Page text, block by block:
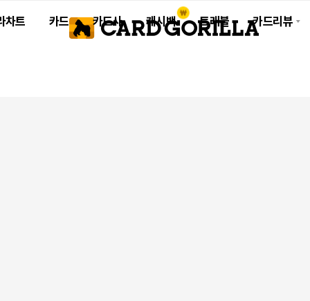
차트 카드 카드사 캐시백 트래블 카드리뷰